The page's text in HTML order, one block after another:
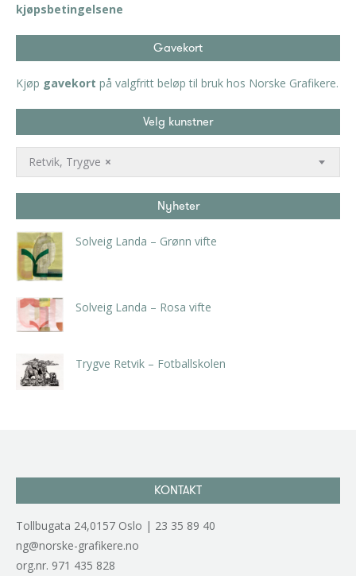
kjøpsbetingelsene
Gavekort
Kjøp gavekort på valgfritt beløp til bruk hos Norske Grafikere.
Velg kunstner
×
Retvik, Trygve
Nyheter
Solveig Landa – Grønn vifte
Solveig Landa – Rosa vifte
Trygve Retvik – Fotballskolen
KONTAKT
Tollbugata 24,0157 Oslo | 23 35 89 40
ng@norske-grafikere.no
org.nr. 971 435 828